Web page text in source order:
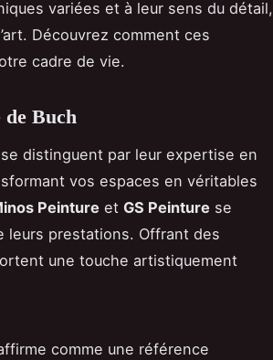
variées et à leur sens du détail,
Découvrez comment ces
cadre de vie.
de Buch
distinguent par leur expertise en
vos espaces en véritables
Peinture et GS Peinture se
leurs prestations. Offrant des
une touche artistiquement
comme une référence